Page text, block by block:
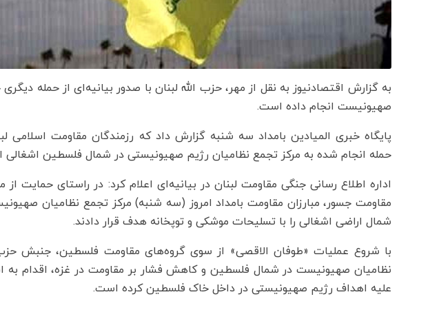
به گزارش اقتصادنیوز به نقل از مهر، حزب الله لبنان با صدور بیانیه‌ای از حمله
صهیونیست انجام داده است.
پایگاه خبری المیادین بامداد سه شنبه گزارش داد که رزمندگان مقاومت اسلامی
حمله انجام شده به مرکز تجمع نظامیان رژیم صهیونیستی در شمال فلسطین اشغالی
اداره اطلاع رسانی جنگی مقاومت لبنان در بیانیه‌ای اعلام کرد: در راستای حمایت از
مقاومت جسور، مبارزان مقاومت بامداد امروز (سه شنبه) مرکز تجمع نظامیان
شمال اراضی اشغالی را با تسلیحات موشکی و توپخانه هدف قرار دادند.
با شروع عملیات «طوفان الاقصی» از سوی گروه‌های مقاومت فلسطین، جنبش
نظامیان صهیونیست در شمال فلسطین و کاهش فشار بر مقاومت در غزه، اقدام به
علیه اهداف رژیم صهیونیستی در داخل خاک فلسطین کرده است.